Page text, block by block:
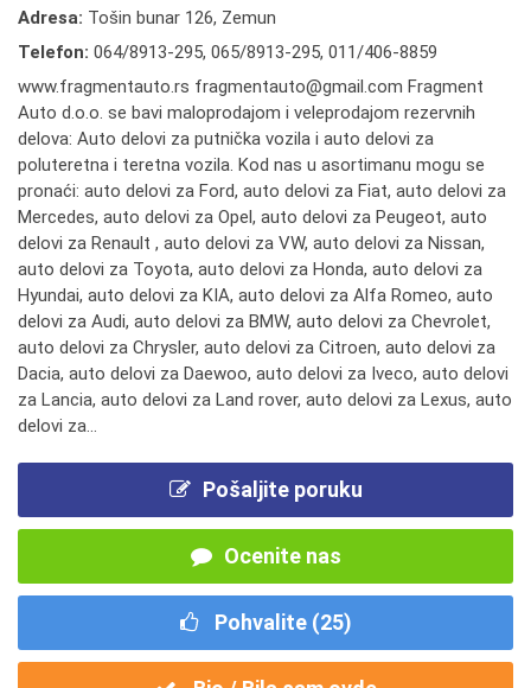
Adresa: Tošin bunar 126, Zemun
Telefon: 064/8913-295, 065/8913-295, 011/406-8859
www.fragmentauto.rs fragmentauto@gmail.com Fragment
Auto d.o.o. se bavi maloprodajom i veleprodajom rezervnih
delova: Auto delovi za putnička vozila i auto delovi za
poluteretna i teretna vozila. Kod nas u asortimanu mogu se
pronaći: auto delovi za Ford, auto delovi za Fiat, auto delovi za
Mercedes, auto delovi za Opel, auto delovi za Peugeot, auto
delovi za Renault , auto delovi za VW, auto delovi za Nissan,
auto delovi za Toyota, auto delovi za Honda, auto delovi za
Hyundai, auto delovi za KIA, auto delovi za Alfa Romeo, auto
delovi za Audi, auto delovi za BMW, auto delovi za Chevrolet,
auto delovi za Chrysler, auto delovi za Citroen, auto delovi za
Dacia, auto delovi za Daewoo, auto delovi za Iveco, auto delovi
za Lancia, auto delovi za Land rover, auto delovi za Lexus, auto
delovi za...
Pošaljite poruku
Ocenite nas
Pohvalite (25)